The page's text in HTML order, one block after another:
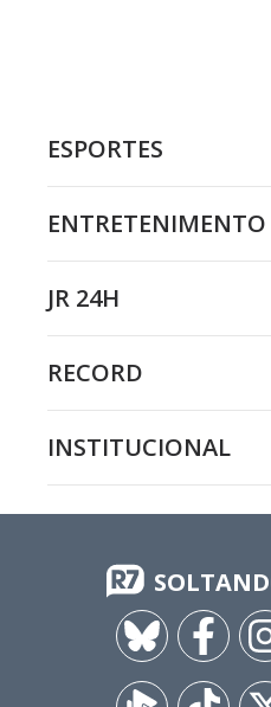
ESPORTES
ENTRETENIMENTO
JR 24H
RECORD
INSTITUCIONAL